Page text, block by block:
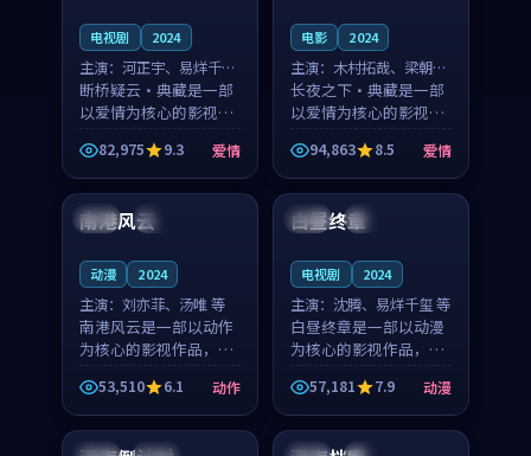
电视剧 2024
主演： 河正宇、易烊千玺
等
断桥疑云·典藏是一部
以爱情为核心的影视作
品，围绕危机、反转与
人物成长展开，整体节
奏紧凑，值得推荐观
看。
82,975 9.3 爱情
电影 2024
主演： 木村拓哉、梁朝伟
等
长夜之下·典藏是一部
以爱情为核心的影视作
品，围绕危机、反转与
人物成长展开，整体节
奏紧凑，值得推荐观
看。
94,863 8.5 爱情
中国 杜比
南港风云
动漫 2024
主演： 刘亦菲、汤唯 等
南港风云是一部以动作
为核心的影视作品，围
绕危机、反转与人物成
长展开，整体节奏紧
凑，值得推荐观看。
53,510 6.1 动作
中国 杜比
白昼终章
电视剧 2024
主演： 沈腾、易烊千玺 等
白昼终章是一部以动漫
为核心的影视作品，围
绕危机、反转与人物成
长展开，整体节奏紧
凑，值得推荐观看。
57,181 7.9 动漫